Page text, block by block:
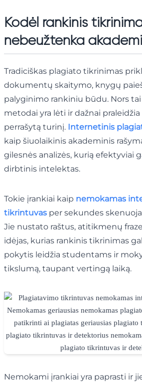
Kodėl rankinis
nebeužtenka
Tradiciškas plagiato tikrinimas
dokumentų skaitymo, knygų
palyginimo rankiniu būdu. Nors tai
metodai yra lėti ir dažnai
perrašytą turinį. Internetinis
kaip šiuolaikinis akademinis
gilesnės analizės, kurią efektyviai
dirbtinis intelektas.
Tokie įrankiai kaip nemokamas
tikrintuvas per sekundes
Jie nustato raštus, atitikmenų
idėjas, kurias rankinis tikrinimas
pokytis leidžia studentams ir
tikslumą, taupant vertingą laiką.
Nemokami įrankiai yra paprasti ir